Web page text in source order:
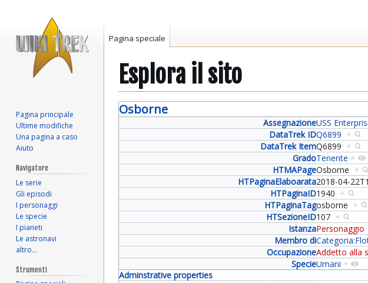
Esplora il sito
Vai
alla
Vai
alla
Osborne
AssegnazioneUSS
DataTrek IDQ6899 +
DataTrek ItemQ6899 +
GradoTenente +
HTMAPageOsborne +
HTPaginaElaboarata2018-04-
HTPaginaID1940 +
HTPaginaTagosborne +
HTSezioneID107 +
IstanzaPersonaggio
Membro di
OccupazioneAddetto alla
SpecieUmani +
Adminstrative properties
Pagina speciale
Pagina principale
Ultime modifiche
Una pagina a caso
Aiuto
Navigatore
Le serie
Gli episodi
I personaggi
Le specie
I pianeti
Le astronavi
altro…
Strumenti